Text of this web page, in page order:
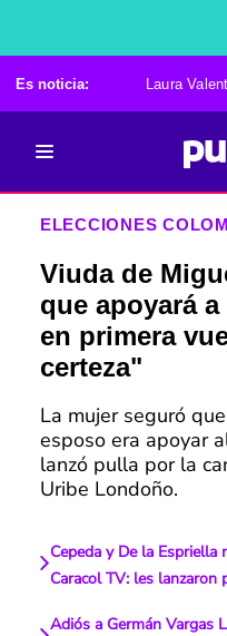
Es noticia: Laura
ELECCIONES
Viuda de
que apoyará
en primera
certeza"
La mujer seguró
esposo era apoyar
lanzó pulla por la
Uribe Londoño.
Cepeda y De la
Caracol TV: les lanzaron
Adiós a Germán Vargas